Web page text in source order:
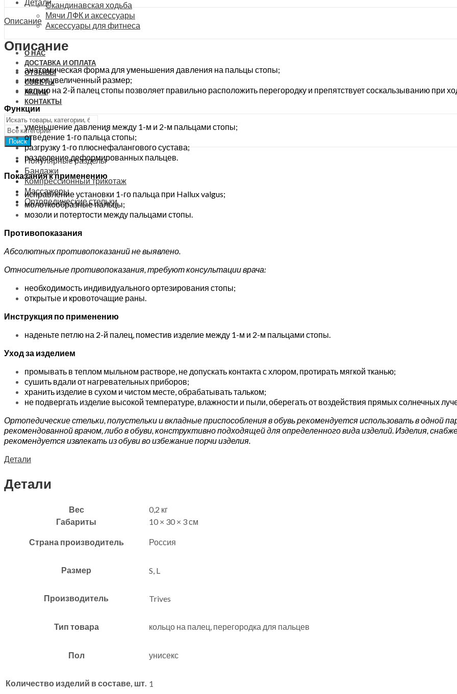
Скандинавская ходьба
Мячи ЛФК и аксессуары
Аксессуары для фитнеса
О НАС
ДОСТАВКА И ОПЛАТА
ОТЗЫВЫ
СОВЕТЫ
АКЦИИ
КОНТАКТЫ
Поиск
Популярные разделы
Бандажи
Компрессионный трикотаж
Массажеры
Ортопедические стельки
палец
стопы
Trives,
СТ-54.3
quantity
Описание
Описание
анатомическая форма для уменьшения давления на пальцы стопы;
имеют увеличенный размер;
кольцо на 2-й палец стопы позволяет правильно расположить перегородку и препятствует соскальзыванию при
Функции
уменьшение давления между 1-м и 2-м пальцами стопы;
отведение 1-го пальца стопы;
разгрузку 1-го плюснефалангового сустава;
разделение деформированных пальцев.
Показания к применению
исправление установки 1-го пальца при Hallux valgus;
молоткообразные пальцы;
мозоли и потертости между пальцами стопы.
Противопоказания
Абсолютных противопоказаний не выявлено.
Относительные противопоказания, требуют консультации врача:
необходимость индивидуального ортезирования стопы;
открытые и кровоточащие раны.
Инструкция по применению
наденьте петлю на 2-й палец, поместив изделие между 1-м и 2-м пальцами стопы.
Уход за изделием
промывать в теплом мыльном растворе, не допускать контакта с хлором, протирать мягкой тканью;
сушить вдали от нагревательных приборов;
хранить изделие в сухом и чистом месте, обрабатывать тальком;
не подвергать изделие высокой температуре, влажности и пыли, оберегать от воздействия прямых солнечных
Ортопедические стельки, полустельки и вкладные приспособления в обувь рекомендуется использовать в одной
рекомендованной врачом, либо в обуви, конструктивно подходящей для определенного вида изделий. Изделия,
рекомендуется извлекать из обуви во избежание порчи изделия.
Детали
Детали
Вес
0,2 кг
Габариты
10 × 30 × 3 см
Страна производитель Россия
Размер S, L
Производитель Trives
Тип товара кольцо на палец, перегородка для пальцев
Пол унисекс
Количество изделий в составе, шт. 1